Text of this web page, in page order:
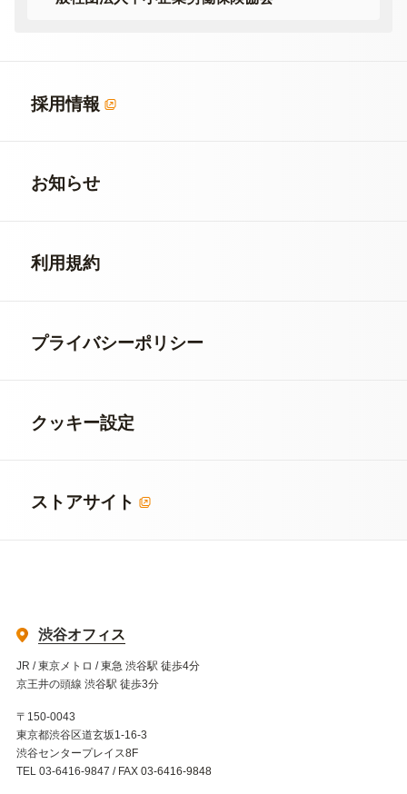
採用情報
お知らせ
利用規約
プライバシーポリシー
クッキー設定
ストアサイト
渋谷オフィス
JR / 東京メトロ / 東急 渋谷駅 徒歩4分
京王井の頭線 渋谷駅 徒歩3分
〒150-0043
東京都渋谷区道玄坂1-16-3
渋谷センタープレイス8F
TEL 03-6416-9847 / FAX 03-6416-9848